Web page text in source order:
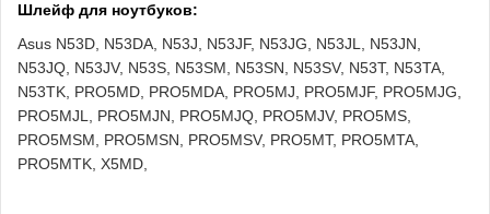
Шлейф для ноутбуков:
Asus N53D, N53DA, N53J, N53JF, N53JG, N53JL, N53JN,
N53JQ, N53JV, N53S, N53SM, N53SN, N53SV, N53T, N53TA,
N53TK, PRO5MD, PRO5MDA, PRO5MJ, PRO5MJF, PRO5MJG,
PRO5MJL, PRO5MJN, PRO5MJQ, PRO5MJV, PRO5MS,
PRO5MSM, PRO5MSN, PRO5MSV, PRO5MT, PRO5MTA,
PRO5MTK, X5MD,